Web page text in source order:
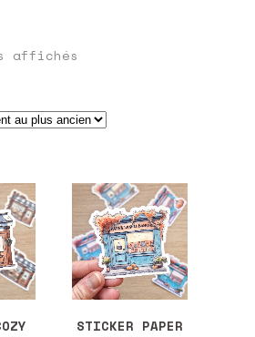
affichés
récent
au
plus
STICKER PAPER